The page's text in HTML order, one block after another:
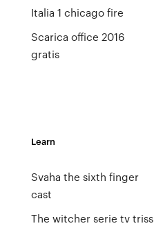
Italia 1 chicago fire
Scarica office 2016
gratis
Learn
Svaha the sixth finger
cast
The witcher serie tv triss